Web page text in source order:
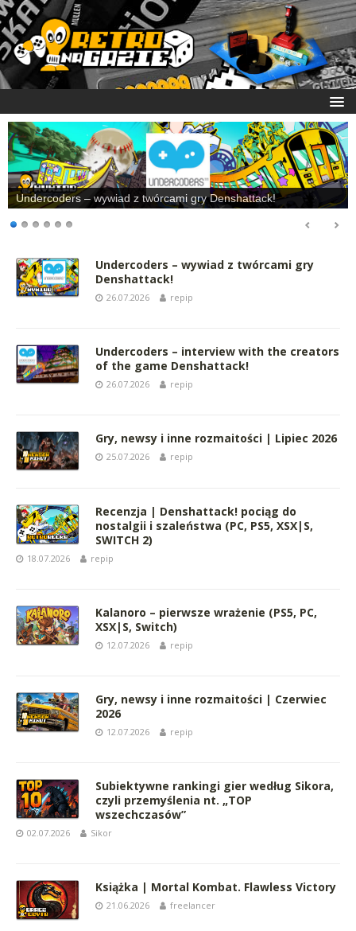
Undercoders – wywiad z twórcami gry Denshattack!
Undercoders – wywiad z twórcami gry
Denshattack!
26.07.2026 repip
Undercoders – interview with the creators
of the game Denshattack!
26.07.2026 repip
Gry, newsy i inne rozmaitości | Lipiec 2026
25.07.2026 repip
Recenzja | Denshattack! pociąg do
nostalgii i szaleństwa (PC, PS5, XSX|S,
SWITCH 2)
18.07.2026 repip
Kalanoro – pierwsze wrażenie (PS5, PC,
XSX|S, Switch)
12.07.2026 repip
Gry, newsy i inne rozmaitości | Czerwiec
2026
12.07.2026 repip
Subiektywne rankingi gier według Sikora,
czyli przemyślenia nt. „TOP
wszechczasów”
02.07.2026 Sikor
Książka | Mortal Kombat. Flawless Victory
21.06.2026 freelancer